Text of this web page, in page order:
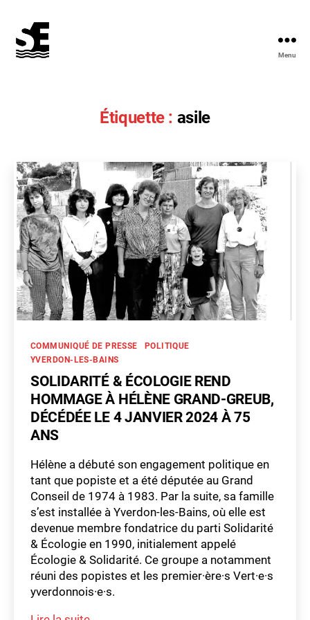
Menu
Étiquette : asile
Catégories
COMMUNIQUÉ DE PRESSE
POLITIQUE
YVERDON-LES-BAINS
SOLIDARITÉ & ÉCOLOGIE REND
HOMMAGE À HÉLÈNE GRAND-GREUB,
DÉCÉDÉE LE 4 JANVIER 2024 À 75
ANS
Hélène a débuté son engagement politique en
tant que popiste et a été députée au Grand
Conseil de 1974 à 1983. Par la suite, sa famille
s’est installée à Yverdon-les-Bains, où elle est
devenue membre fondatrice du parti Solidarité
& Écologie en 1990, initialement appelé
Écologie & Solidarité. Ce groupe a notamment
réuni des popistes et les premier·ère·s Vert·e·s
yverdonnois·e·s.
a
si
,
fé
m
in
is
te
,
h
m
m